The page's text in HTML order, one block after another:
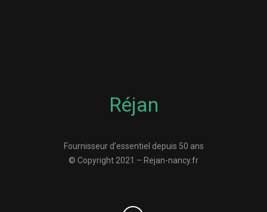
Réjan
Fournisseur d’essentiel depuis 50 ans
© Copyright 2021 – Rejan-nancy.fr